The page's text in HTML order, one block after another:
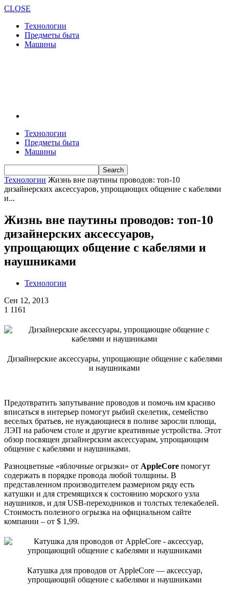
CLOSE
Технологии
Предметы быта
Машины
Технологии
Предметы быта
Машины
Технологии Жизнь вне паутины проводов: топ-10
дизайнерских аксессуаров, упрощающих общение с кабелями
и...
Жизнь вне паутины проводов: топ-10
дизайнерских аксессуаров,
упрощающих общение с кабелями и
наушниками
Технологии
Сен 12, 2013
1 1161
Дизайнерские аксессуары, упрощающие общение с кабелями
и наушниками
Предотвратить запутывание проводов и помочь им красиво
вписаться в интерьер помогут рыбий скелетик, семейство
веселых братьев, не нуждающиеся в поливе заросли плюща,
ЛЭП на рабочем столе и другие креативные устройства. Этот
обзор посвящен дизайнерским аксессуарам, упрощающим
общение с кабелями и наушниками.
Разноцветные «яблочные огрызки» от AppleCore помогут
содержать в порядке провода любой толщины. В
представленном производителем размерном ряду есть
катушки и для стремящихся к состоянию морского узла
наушников, и для USB-переходников и толстых телекабелей.
Стоимость полезного огрызка на официальном сайте
компании – от $ 1,99.
Катушка для проводов от AppleCore — аксессуар,
упрощающий общение с кабелями и наушниками